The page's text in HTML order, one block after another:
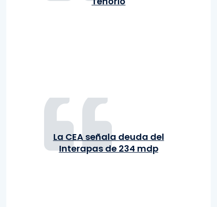
La CEA señala deuda del
Interapas de 234 mdp